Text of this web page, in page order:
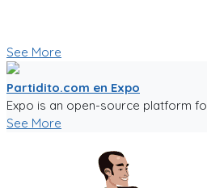
See More
Partidito.com en Expo
Expo is an open-source platform
See More